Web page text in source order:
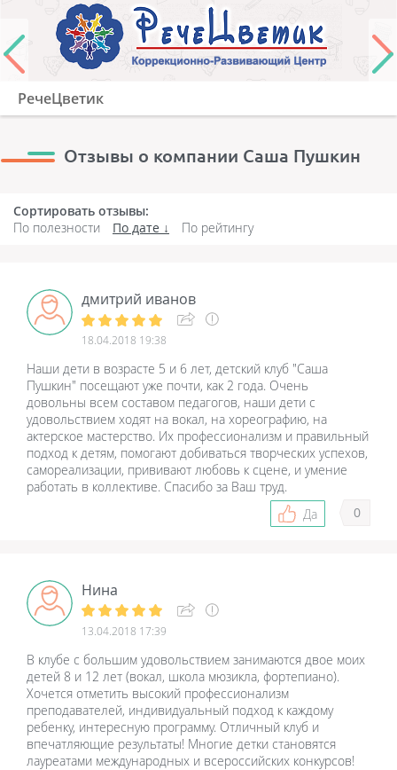
РечеЦветик
Отзывы о компании Саша Пушкин
Сортировать отзывы:
По полезности
По дате По рейтингу
дмитрий иванов
18.04.2018 19:38
Наши дети в возрасте 5 и 6 лет, детский клуб "Саша
Пушкин" посещают уже почти, как 2 года. Очень
довольны всем составом педагогов, наши дети с
удовольствием ходят на вокал, на хореографию, на
актерское мастерство. Их профессионализм и правильный
подход к детям, помогают добиваться творческих успехов,
самореализации, прививают любовь к сцене, и умение
работать в коллективе. Спасибо за Ваш труд.
Да
0
Нина
13.04.2018 17:39
В клубе с большим удовольствием занимаются двое моих
детей 8 и 12 лет (вокал, школа мюзикла, фортепиано).
Хочется отметить высокий профессионализм
преподавателей, индивидуальный подход к каждому
ребенку, интересную программу. Отличный клуб и
впечатляющие результаты! Многие детки становятся
лауреатами международных и всероссийских конкурсов!